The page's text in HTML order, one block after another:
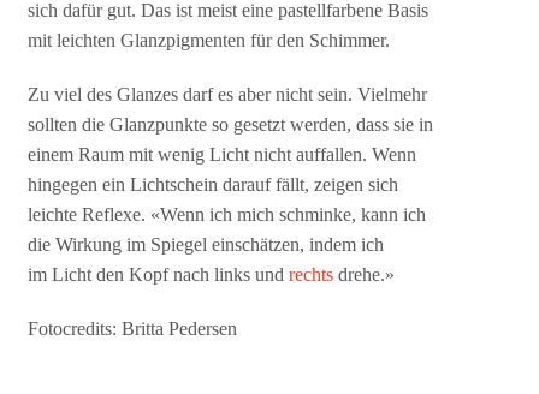
sich dafür gut. Das ist meist eine pastellfarbene Basis
mit leichten Glanzpigmenten für den Schimmer.
Zu viel des Glanzes darf es aber nicht sein. Vielmehr
sollten die Glanzpunkte so gesetzt werden, dass sie in
einem Raum mit wenig Licht nicht auffallen. Wenn
hingegen ein Lichtschein darauf fällt, zeigen sich
leichte Reflexe. «Wenn ich mich schminke, kann ich
die Wirkung im Spiegel einschätzen, indem ich
im Licht den Kopf nach links undrechts drehe.»
Fotocredits: Britta Pedersen